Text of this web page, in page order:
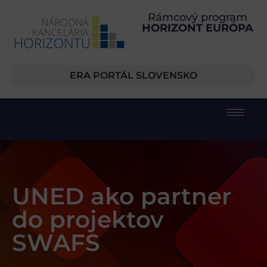
Rámcový program
HORIZONT EURÓPA
ERA PORTÁL SLOVENSKO
UNED ako partner
do projektov
SWAFS